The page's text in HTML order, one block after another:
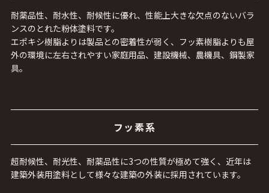
耐薬品性、耐水性、耐候性に優れ、性能上大きな欠点のないバラ
ンスのとれた粉体塗料です。
エポキシ樹脂よりは製品との密着性が弱く、フッ素樹脂よりも屋
外の環境に左右されやすい家庭用品、建設機械、農機具、鋼製家
具。
フッ素系
超耐候性、耐光性、耐薬品性に3つの性質が極めて強く、近年は
建築外装用塗料として様々な建築の外装に採用されています。